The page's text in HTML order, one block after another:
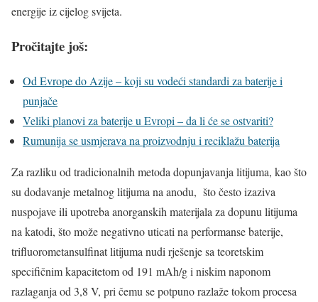
energije iz cijelog svijeta.
Pročitajte još:
Od Evrope do Azije – koji su vodeći standardi za baterije i
punjače
Veliki planovi za baterije u Evropi – da li će se ostvariti?
Rumunija se usmjerava na proizvodnju i reciklažu baterija
Za razliku od tradicionalnih metoda dopunjavanja litijuma, kao što
su dodavanje metalnog litijuma na anodu, što često izaziva
nuspojave ili upotreba anorganskih materijala za dopunu litijuma
na katodi, što može negativno uticati na performanse baterije,
trifluorometansulfinat litijuma nudi rješenje sa teoretskim
specifičnim kapacitetom od 191 mAh/g i niskim naponom
razlaganja od 3,8 V, pri čemu se potpuno razlaže tokom procesa